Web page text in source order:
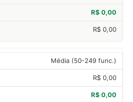
R$ 0,00
R$ 0,00
Média (50-249 func.)
R$ 0,00
R$ 0,00